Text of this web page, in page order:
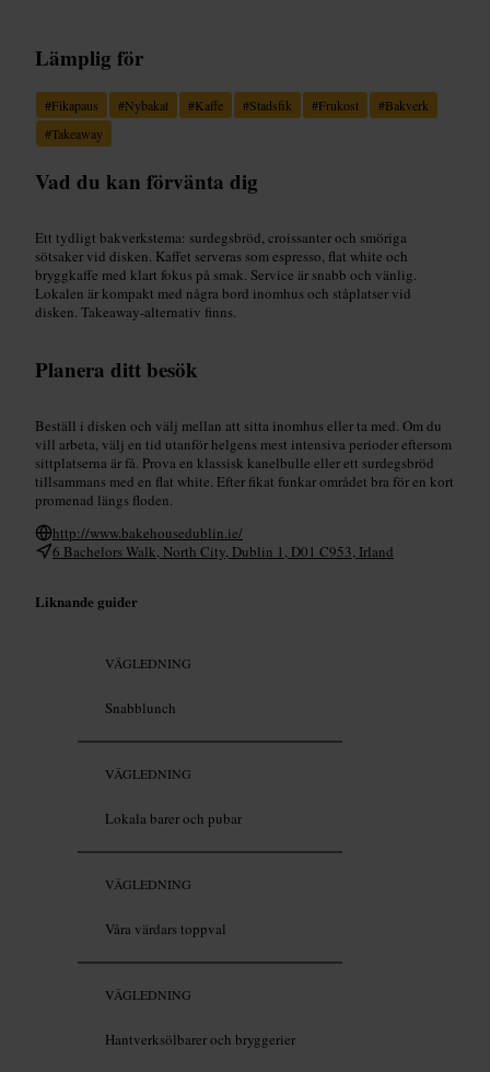
Lämplig för
#Fikapaus #Nybakat #Kaffe #Stadsfik #Frukost #Bakverk
#Takeaway
Vad du kan förvänta dig
Ett tydligt bakverkstema: surdegsbröd, croissanter och smöriga
sötsaker vid disken. Kaffet serveras som espresso, flat white och
bryggkaffe med klart fokus på smak. Service är snabb och vänlig.
Lokalen är kompakt med några bord inomhus och ståplatser vid
disken. Takeaway-alternativ finns.
Planera ditt besök
Beställ i disken och välj mellan att sitta inomhus eller ta med. Om du
vill arbeta, välj en tid utanför helgens mest intensiva perioder eftersom
sittplatserna är få. Prova en klassisk kanelbulle eller ett surdegsbröd
tillsammans med en flat white. Efter fikat funkar området bra för en kort
promenad längs floden.
http://www.bakehousedublin.ie/
6 Bachelors Walk, North City, Dublin 1, D01 C953, Irland
Liknande guider
VÄGLEDNING
Snabblunch
VÄGLEDNING
Lokala barer och pubar
VÄGLEDNING
Våra värdars toppval
VÄGLEDNING
Hantverksölbarer och bryggerier